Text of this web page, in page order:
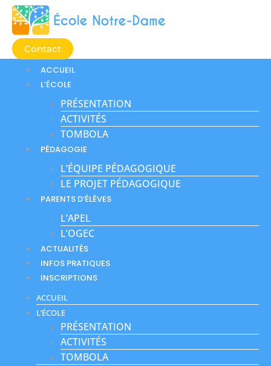
Aller
contenu
Contact
ACCUEIL
L’ÉCOLE
PRÉSENTATION
ACTIVITÉS
TOMBOLA
PÉDAGOGIE
L’ÉQUIPE PÉDAGOGIQUE
LE PROJET PÉDAGOGIQUE
PARENTS D’ÉLÈVES
L’APEL
L’OGEC
ACTUALITÉS
INFOS PRATIQUES
INSCRIPTIONS
ACCUEIL
L’ÉCOLE
PRÉSENTATION
ACTIVITÉS
TOMBOLA